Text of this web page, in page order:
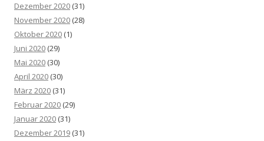
Dezember 2020 (31)
November 2020 (28)
Oktober 2020 (1)
Juni 2020 (29)
Mai 2020 (30)
April 2020 (30)
März 2020 (31)
Februar 2020 (29)
Januar 2020 (31)
Dezember 2019 (31)